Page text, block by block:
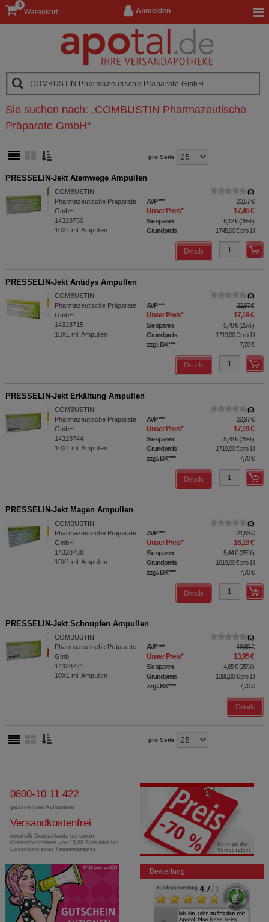
Anmelden
Warenkorb
0
Sie suchen nach: „COMBUSTIN Pharmazeutische
Präparate GmbH“
pro Seite
PRESSELIN-Jekt Atemwege Ampullen
COMBUSTIN
Pharmazeutische Präparate
GmbH
14328750
10X1 ml Ampullen
0
AVP*** 23,57 €
Unser Preis* 17,45 €
Sie sparen 6,12 €(26%)
Grundpreis
1745,00 €pro 1 l
Details
PRESSELIN-Jekt Antidys Ampullen
COMBUSTIN
Pharmazeutische Präparate
GmbH
14328715
10X1 ml Ampullen
0
AVP*** 22,97 €
Unser Preis* 17,19 €
Sie sparen 5,78 €(25%)
Grundpreis
1719,00 €pro 1 l
zzgl. BK**** 7,70 €
Details
PRESSELIN-Jekt Erkältung Ampullen
COMBUSTIN
Pharmazeutische Präparate
GmbH
14328744
10X1 ml Ampullen
0
AVP*** 22,97 €
Unser Preis* 17,19 €
Sie sparen 5,78 €(25%)
Grundpreis
1719,00 €pro 1 l
zzgl. BK**** 7,70 €
Details
PRESSELIN-Jekt Magen Ampullen
COMBUSTIN
Pharmazeutische Präparate
GmbH
14328738
10X1 ml Ampullen
0
AVP*** 21,63 €
Unser Preis* 16,19 €
Sie sparen 5,44 €(25%)
Grundpreis
1619,00 €pro 1 l
zzgl. BK**** 7,70 €
Details
PRESSELIN-Jekt Schnupfen Ampullen
COMBUSTIN
Pharmazeutische Präparate
GmbH
14328721
10X1 ml Ampullen
0
AVP*** 18,60 €
Unser Preis* 13,95 €
Sie sparen 4,65 €(25%)
Grundpreis
1395,00 €pro 1 l
zzgl. BK**** 7,70 €
Details
pro Seite
0800-10 11 422
gebührenfreie Rufnummer
Versandkostenfrei
innerhalb Deutschlands bei einem
Mindestbestellwert von 13,99 Euro oder bei
Einsendung eines Kassenrezeptes
Bewertung